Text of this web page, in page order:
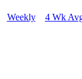
Weekly 4 Wk